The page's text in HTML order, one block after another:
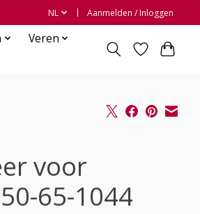
NL Aanmelden / Inloggen
Veren
voor
65-1044